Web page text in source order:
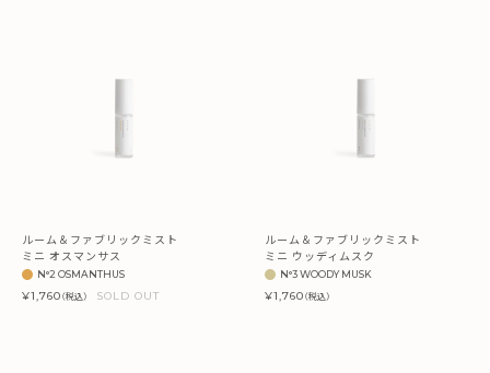
ルーム＆ファブリックミスト
ミニ オスマンサス
N°2 OSMANTHUS
¥1,760（税込） SOLD OUT
ルーム＆ファブリックミスト
ミニ ウッディムスク
N°3 WOODY MUSK
¥1,760（税込）